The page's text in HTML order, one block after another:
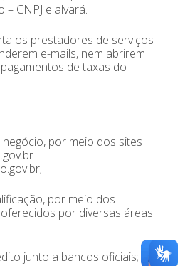
– CNPJ e alvará.
os prestadores de serviços
e-mails, nem abrirem
de taxas do
por meio dos sites
por meio dos
por diversas áreas
junto a bancos oficiais;